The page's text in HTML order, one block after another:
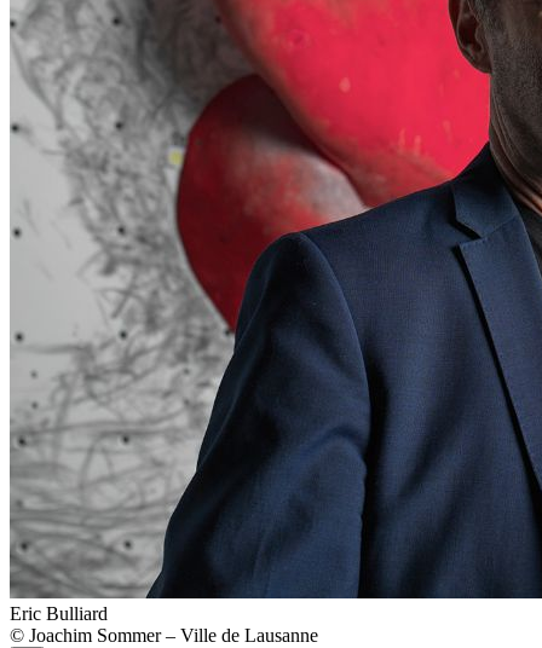
Eric Bulliard
© Joachim Sommer – Ville de Lausanne